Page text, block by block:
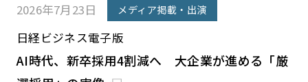
2026年7月23日 メディア掲載・出演
日経ビジネス電子版
AI時代、新卒採用4割減へ 大企業が進める「厳